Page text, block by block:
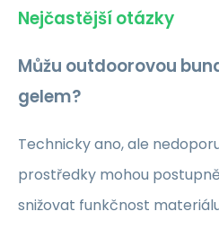
Nejčastější otázky
Můžu outdoorovou
gelem?
Technicky ano, ale
prostředky mohou
snižovat funkčnost